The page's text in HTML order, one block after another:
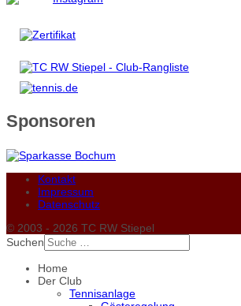
Sponsoren
Kontakt
Impressum
Datenschutz
© 2003 - 2026 TC RW Stiepel
Suchen
Home
Der Club
Tennisanlage